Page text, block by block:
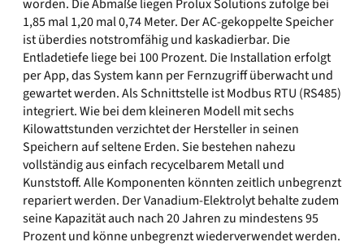
worden. Die Abmaße liegen Prolux Solutions zufolge bei
1,85 mal 1,20 mal 0,74 Meter. Der AC-gekoppelte Speicher
ist überdies notstromfähig und kaskadierbar. Die
Entladetiefe liege bei 100 Prozent. Die Installation erfolgt
per App, das System kann per Fernzugriff überwacht und
gewartet werden. Als Schnittstelle ist Modbus RTU (RS485)
inte­griert. Wie bei dem kleineren Modell mit sechs
Kilowattstunden verzichtet der Hersteller in seinen
Speichern auf seltene Erden. Sie bestehen nahezu
vollständig aus einfach recycelbarem Metall und
Kunststoff. Alle Komponenten könnten zeitlich unbegrenzt
repariert werden. Der Vanadium-Elektrolyt behalte zudem
seine Kapazität auch nach 20 Jahren zu mindestens 95
Prozent und könne unbegrenzt wiederverwendet werden.